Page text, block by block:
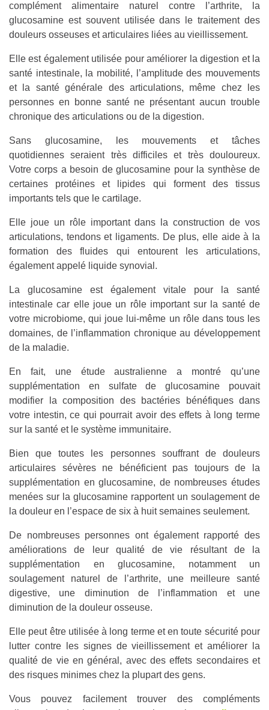
complément alimentaire naturel contre l’arthrite, la
glucosamine est souvent utilisée dans le traitement des
douleurs osseuses et articulaires liées au vieillissement.
Elle est également utilisée pour améliorer la digestion et la
santé intestinale, la mobilité, l’amplitude des mouvements
et la santé générale des articulations, même chez les
personnes en bonne santé ne présentant aucun trouble
chronique des articulations ou de la digestion.
Sans glucosamine, les mouvements et tâches
quotidiennes seraient très difficiles et très douloureux.
Votre corps a besoin de glucosamine pour la synthèse de
certaines protéines et lipides qui forment des tissus
importants tels que le cartilage.
Elle joue un rôle important dans la construction de vos
articulations, tendons et ligaments. De plus, elle aide à la
formation des fluides qui entourent les articulations,
également appelé liquide synovial.
La glucosamine est également vitale pour la santé
intestinale car elle joue un rôle important sur la santé de
votre microbiome, qui joue lui-même un rôle dans tous les
domaines, de l’inflammation chronique au développement
de la maladie.
En fait, une étude australienne a montré qu’une
supplémentation en sulfate de glucosamine pouvait
modifier la composition des bactéries bénéfiques dans
votre intestin, ce qui pourrait avoir des effets à long terme
sur la santé et le système immunitaire.
Bien que toutes les personnes souffrant de douleurs
articulaires sévères ne bénéficient pas toujours de la
supplémentation en glucosamine, de nombreuses études
menées sur la glucosamine rapportent un soulagement de
la douleur en l’espace de six à huit semaines seulement.
De nombreuses personnes ont également rapporté des
améliorations de leur qualité de vie résultant de la
supplémentation en glucosamine, notamment un
soulagement naturel de l’arthrite, une meilleure santé
digestive, une diminution de l’inflammation et une
diminution de la douleur osseuse.
Elle peut être utilisée à long terme et en toute sécurité pour
lutter contre les signes de vieillissement et améliorer la
qualité de vie en général, avec des effets secondaires et
des risques minimes chez la plupart des gens.
Vous pouvez facilement trouver des compléments